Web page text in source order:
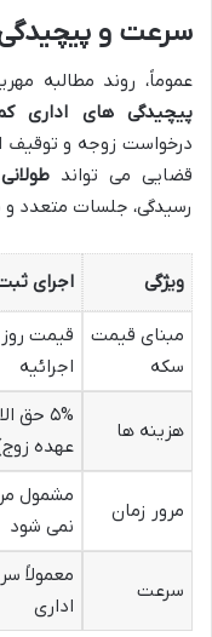
سرعت و
عموماً، روند مطالبه
پیچیدگی های اداری
درخواست زوجه و توقیف
قضایی می تواند
رسیدگی، جلسات متعدد
ویژگی اجرای
مبنای قیمت
سکه
قیمت
اجرائیه
هزینه ها
۵% حق
عهده
مرور زمان
مشمول
نمی شود
سرعت
معمولاً
اداری